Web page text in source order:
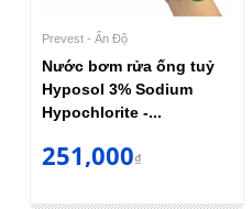
Prevest - Ấn Độ
Nước bơm rửa ống tuỷ
Hyposol 3% Sodium
Hypochlorite -...
251,000₫